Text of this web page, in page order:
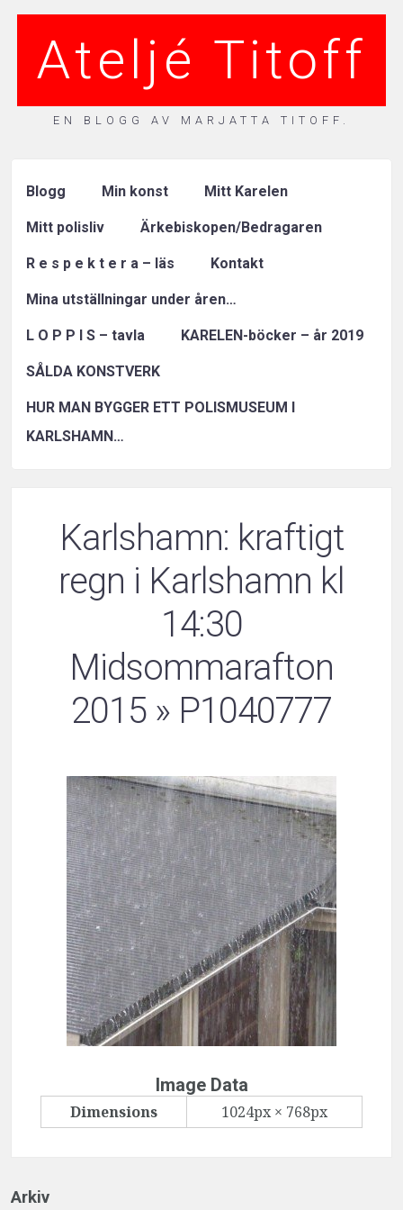
Ateljé Titoff
EN BLOGG AV MARJATTA TITOFF.
Blogg Min konst Mitt Karelen
Mitt polisliv Ärkebiskopen/Bedragaren
R e s p e k t e r a – läs Kontakt
Mina utställningar under åren…
L O P P I S – tavla KARELEN-böcker – år 2019
SÅLDA KONSTVERK
HUR MAN BYGGER ETT POLISMUSEUM I
KARLSHAMN…
Karlshamn: kraftigt
regn i Karlshamn kl
14:30
Midsommarafton
2015 » P1040777
Image Data
Dimensions 1024px × 768px
Arkiv